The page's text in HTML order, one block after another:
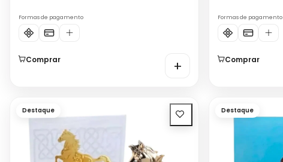
Formas de pagamento
Comprar +
Formas de pagamento
Comprar
Destaque Destaque